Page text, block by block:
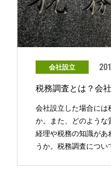
会社設立
税務調査とは？会
会社設立した場合には
か。また、どのような
経理や税務の知識があ
うか。税務調査につい